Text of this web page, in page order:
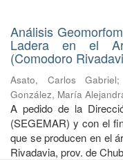
Análisis
Ladera en el
(Comodoro
Asato, Carlos Gabriel
González, María
A pedido de la
(SEGEMAR) y con el
que se producen en el
Rivadavia, prov. de